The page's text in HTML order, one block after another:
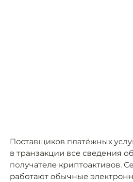
Поставщиков платёжных
в транзакции все сведения
получателе криптоактивов.
работают обычные